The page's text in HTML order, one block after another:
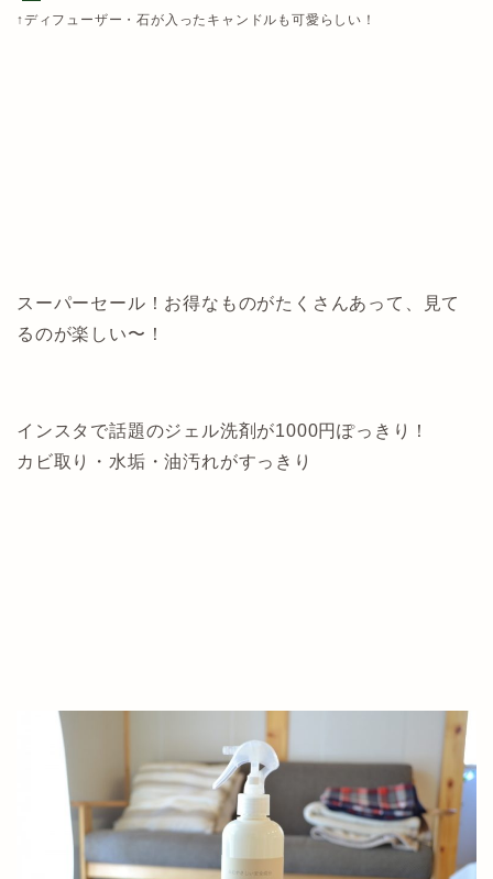
↑ディフューザー・石が入ったキャンドルも可愛らしい！
スーパーセール！お得なものがたくさんあって、見て
るのが楽しい〜！
インスタで話題のジェル洗剤が1000円ぽっきり！
カビ取り・水垢・油汚れがすっきり